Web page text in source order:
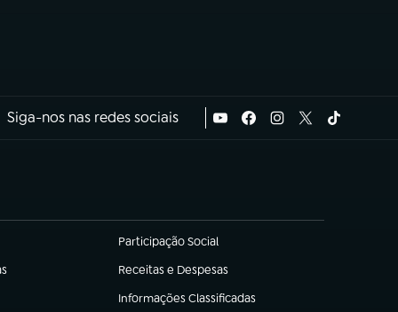
Siga-nos nas redes sociais
Participação Social
(abre em nova aba)
Receitas e Despesas
(abre em nova aba)
Informações Classificadas
(abre em nova aba)